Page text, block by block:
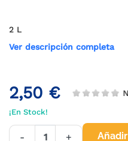
2 L
Ver descripción completa
2,50 €
¡En Stock!
- +